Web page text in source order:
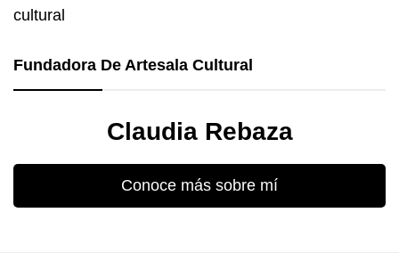
Fundadora De Artesala Cultural
Claudia Rebaza
Conoce más sobre mí